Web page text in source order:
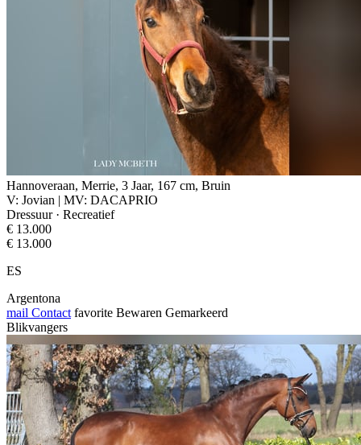
Hannoveraan, Merrie, 3 Jaar, 167 cm, Bruin
V: Jovian | MV: DACAPRIO
Dressuur · Recreatief
€ 13.000
€ 13.000
ES
Argentona
mail Contact favorite Bewaren Gemarkeerd
Blikvangers